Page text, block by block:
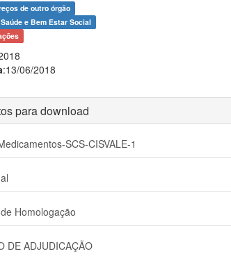
de outro órgão
e Bem Estar Social
:13/06/2018
para download
SCS-CISVALE-1
Homologação
DE ADJUDICAÇÃO